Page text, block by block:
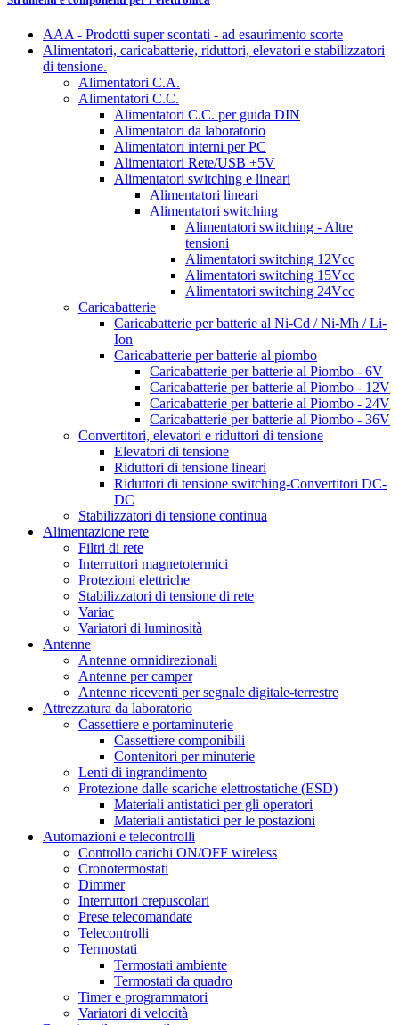
AAA - Prodotti super scontati - ad esaurimento scorte
Alimentatori, caricabatterie, riduttori, elevatori e stabilizzatori
di tensione.
Alimentatori C.A.
Alimentatori C.C.
Alimentatori C.C. per guida DIN
Alimentatori da laboratorio
Alimentatori interni per PC
Alimentatori Rete/USB +5V
Alimentatori switching e lineari
Alimentatori lineari
Alimentatori switching
Alimentatori switching - Altre
tensioni
Alimentatori switching 12Vcc
Alimentatori switching 15Vcc
Alimentatori switching 24Vcc
Caricabatterie
Caricabatterie per batterie al Ni-Cd / Ni-Mh / Li-
Ion
Caricabatterie per batterie al piombo
Caricabatterie per batterie al Piombo - 6V
Caricabatterie per batterie al Piombo - 12V
Caricabatterie per batterie al Piombo - 24V
Caricabatterie per batterie al Piombo - 36V
Convertitori, elevatori e riduttori di tensione
Elevatori di tensione
Riduttori di tensione lineari
Riduttori di tensione switching-Convertitori DC-
DC
Stabilizzatori di tensione continua
Alimentazione rete
Filtri di rete
Interruttori magnetotermici
Protezioni elettriche
Stabilizzatori di tensione di rete
Variac
Variatori di luminosità
Antenne
Antenne omnidirezionali
Antenne per camper
Antenne riceventi per segnale digitale-terrestre
Attrezzatura da laboratorio
Cassettiere e portaminuterie
Cassettiere componibili
Contenitori per minuterie
Lenti di ingrandimento
Protezione dalle scariche elettrostatiche (ESD)
Materiali antistatici per gli operatori
Materiali antistatici per le postazioni
Automazioni e telecontrolli
Controllo carichi ON/OFF wireless
Cronotermostati
Dimmer
Interruttori crepuscolari
Prese telecomandate
Telecontrolli
Termostati
Termostati ambiente
Termostati da quadro
Timer e programmatori
Variatori di velocità